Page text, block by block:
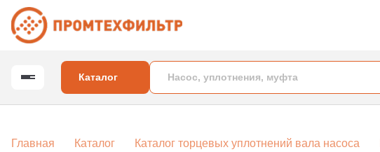
Каталог
Главная Каталог Каталог торцевых уплотнений вала насоса